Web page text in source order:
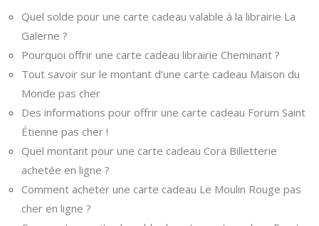
Quel solde pour une carte cadeau valable à la librairie La
Galerne ?
Pourquoi offrir une carte cadeau librairie Cheminant ?
Tout savoir sur le montant d’une carte cadeau Maison du
Monde pas cher
Des informations pour offrir une carte cadeau Forum Saint
Étienne pas cher !
Quel montant pour une carte cadeau Cora Billetterie
achetée en ligne ?
Comment acheter une carte cadeau Le Moulin Rouge pas
cher en ligne ?